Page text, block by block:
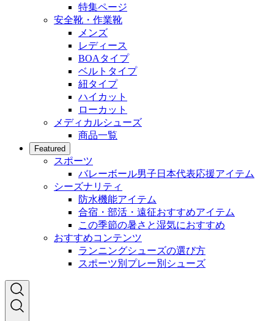
特集ページ
安全靴・作業靴
メンズ
レディース
BOAタイプ
ベルトタイプ
紐タイプ
ハイカット
ローカット
メディカルシューズ
商品一覧
Featured
スポーツ
バレーボール男子日本代表応援アイテム
シーズナリティ
防水機能アイテム
合宿・部活・遠征おすすめアイテム
この季節の暑さと湿気におすすめ
おすすめコンテンツ
ランニングシューズの選び方
スポーツ別プレー別シューズ